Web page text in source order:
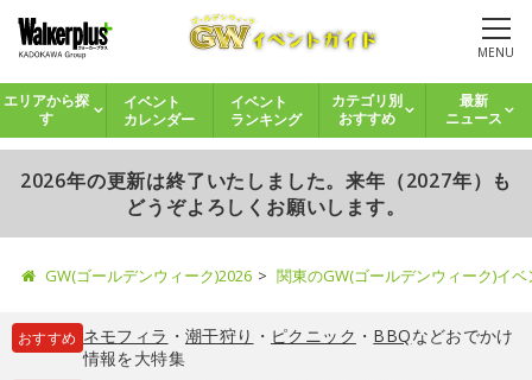
MENU
エリアから探
す
イベント
カレンダー
イベント
ランキング
カテゴリ別
おすすめ
最新
ニュース
2026年の更新は終了いたしました。来年（2027年）も
どうぞよろしくお願いします。
GW(ゴールデンウィーク)2026 関東のGW(ゴールデンウィーク)イ
おすすめ ネモフィラ ・ 潮干狩り ・ ピクニック ・ BBQなどおでかけ
情報を大特集